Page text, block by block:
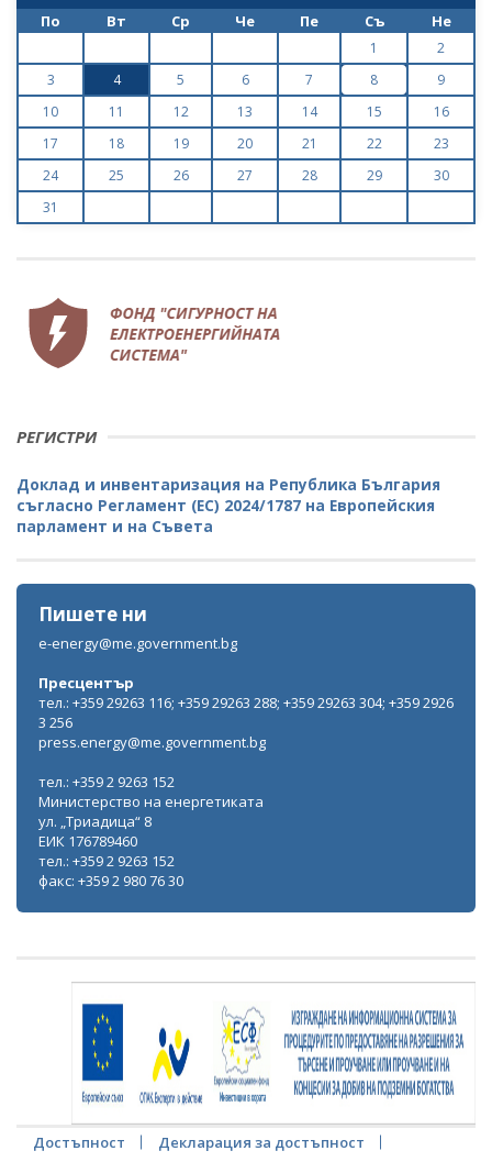
По Вт Ср Че Пе Съ Не
1
2
3
4 5 6 7 8
9
10
11 12 13 14 15
16
17
18 19 20 21 22
23
24
25 26 27 28 29
30
31
РЕГИСТРИ
Доклад и инвентаризация на Република България
съгласно Регламент (ЕС) 2024/1787 на Европейския
парламент и на Съвета
Пишете ни
e-energy@me.government.bg
Пресцентър
тел.: +359 29263 116; +359 29263 288; +359 29263 304; +359 2926
3 256
press.energy@me.government.bg
тел.: +359 2 9263 152
Министерство на енергетиката
ул. „Триадица“ 8
ЕИК 176789460
тел.: +359 2 9263 152
факс: +359 2 980 76 30
Достъпност
Декларация за достъпност